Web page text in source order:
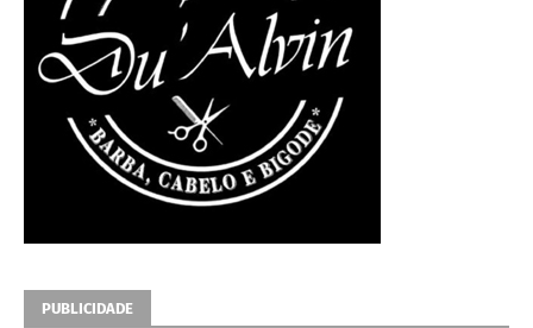
PUBLICIDADE